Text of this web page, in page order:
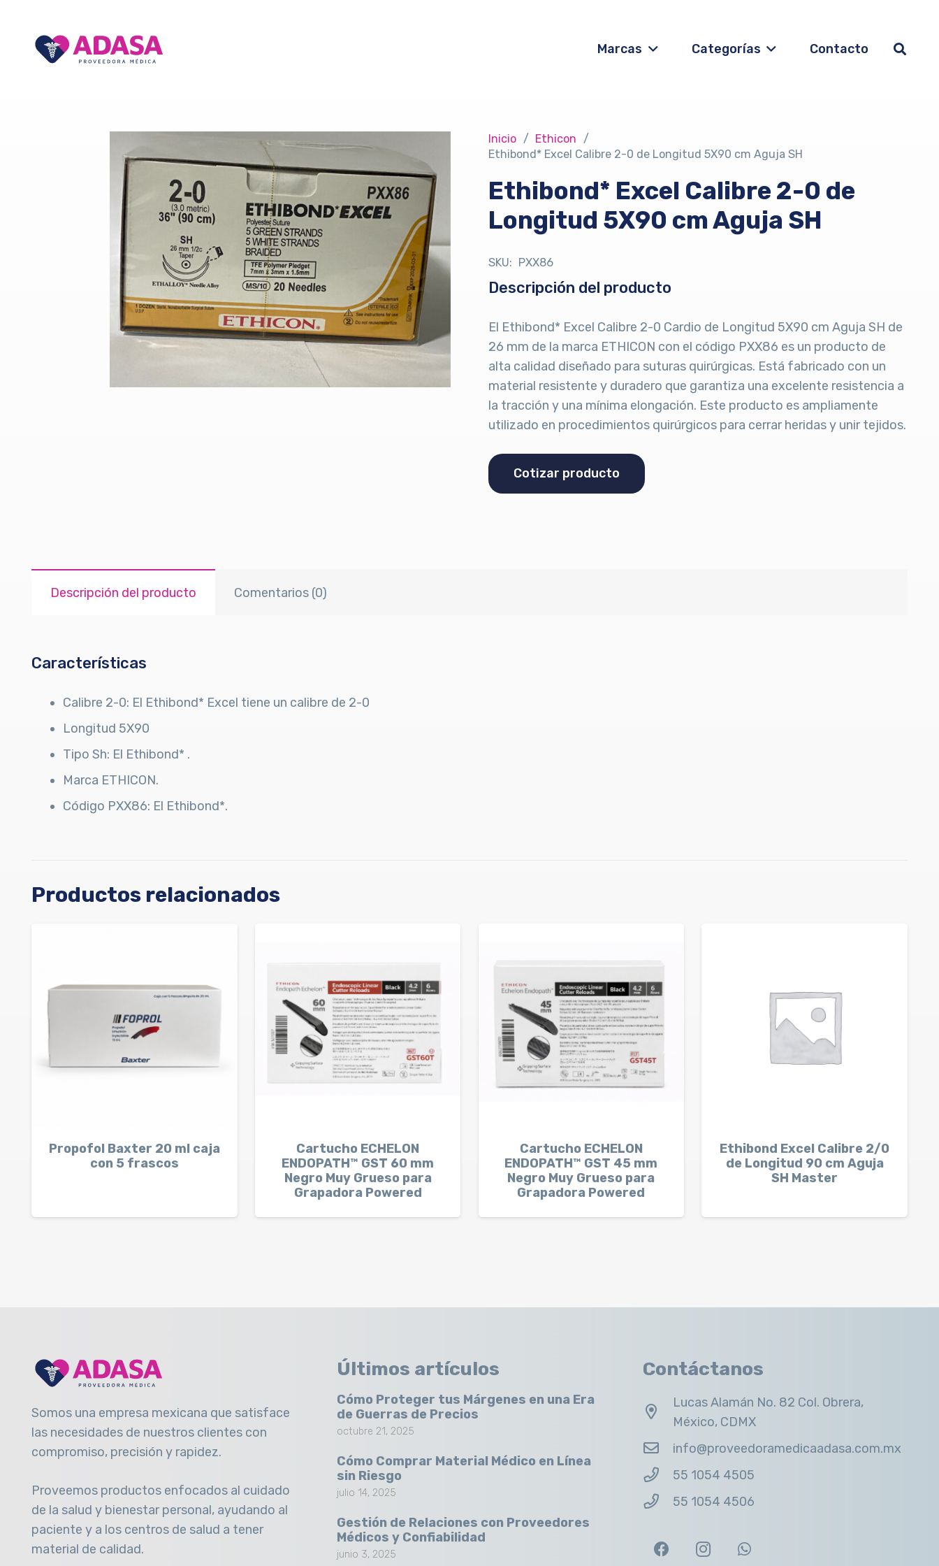
Marcas Categorías Contacto
Inicio / Ethicon
/
Ethibond* Excel Calibre 2-0 de Longitud 5X90 cm Aguja SH
Ethibond* Excel Calibre 2-0 de
Longitud 5X90 cm Aguja SH
SKU: PXX86
Descripción del producto
El Ethibond* Excel Calibre 2-0 Cardio de Longitud 5X90 cm Aguja SH de
26 mm de la marca ETHICON con el código PXX86 es un producto de
alta calidad diseñado para suturas quirúrgicas. Está fabricado con un
material resistente y duradero que garantiza una excelente resistencia a
la tracción y una mínima elongación. Este producto es ampliamente
utilizado en procedimientos quirúrgicos para cerrar heridas y unir tejidos.
Cotizar producto
Descripción del producto Comentarios (0)
Características
Calibre 2-0: El Ethibond* Excel tiene un calibre de 2-0
Longitud 5X90
Tipo Sh: El Ethibond* .
Marca ETHICON.
Código PXX86: El Ethibond*.
Productos relacionados
Propofol Baxter 20 ml caja
con 5 frascos
Cartucho ECHELON
ENDOPATH™ GST 60 mm
Negro Muy Grueso para
Grapadora Powered
Cartucho ECHELON
ENDOPATH™ GST 45 mm
Negro Muy Grueso para
Grapadora Powered
Ethibond Excel Calibre 2/0
de Longitud 90 cm Aguja
SH Master
Somos una empresa mexicana que satisface
las necesidades de nuestros clientes con
compromiso, precisión y rapidez.
Proveemos productos enfocados al cuidado
de la salud y bienestar personal, ayudando al
paciente y a los centros de salud a tener
material de calidad.
Últimos artículos
Cómo Proteger tus Márgenes en una Era
de Guerras de Precios
octubre 21, 2025
Cómo Comprar Material Médico en Línea
sin Riesgo
julio 14, 2025
Gestión de Relaciones con Proveedores
Médicos y Confiabilidad
junio 3, 2025
Contáctanos
Lucas Alamán No. 82 Col. Obrera,
México, CDMX
info@proveedoramedicaadasa.com.mx
55 1054 4505
55 1054 4506